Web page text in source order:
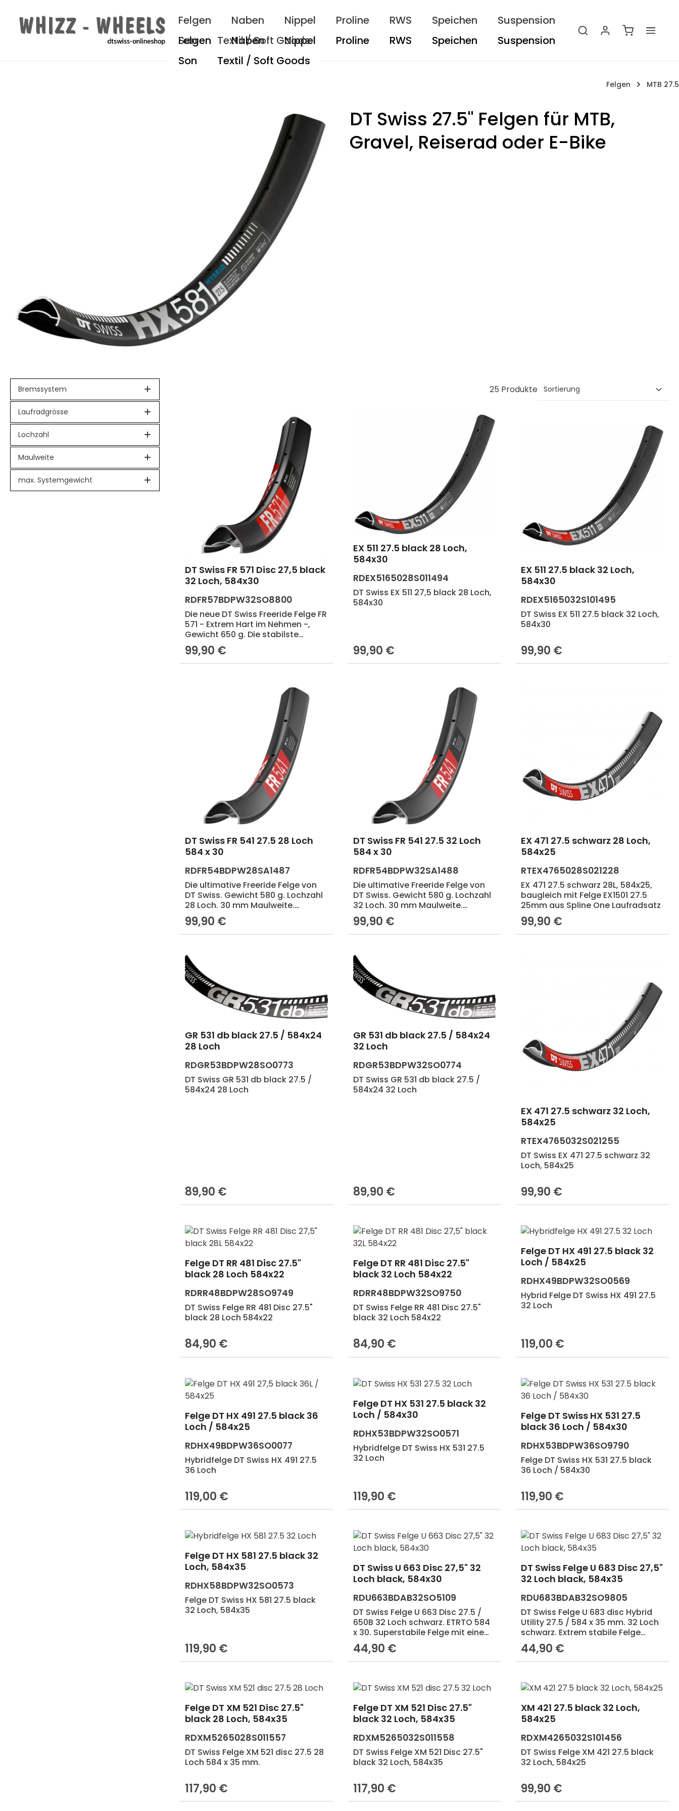
Felgen Naben Nippel Proline RWS Speichen
Suspension
Son
Textil / Soft Goods
Warenkorb
Felgen MTB 27.5
DT Swiss 27.5" Felgen für MTB,
Gravel, Reiserad oder E-Bike
Bremssystem
Laufradgrösse
Lochzahl
Maulweite
max. Systemgewicht
25 Produkte
DT Swiss FR 571 Disc 27,5 black
32 Loch, 584x30
RDFR57BDPW32SO8800
Die neue DT Swiss Freeride Felge FR
571 - Extrem Hart im Nehmen -,
Gewicht 650 g. Die stabilste
Freeride- und Downhillfelge von DT
Swiss. Laufradgrösse 27.5,
Lochzahl 32 Loch
Regulärer Preis:
99,90 €
Produkt Anzahl: Gib den gewünschten Wert ein
EX 511 27.5 black 28 Loch,
584x30
RDEX5165028S011494
DT Swiss EX 511 27,5 black 28 Loch,
584x30
Regulärer Preis:
99,90 €
EX 511 27.5 black 32 Loch,
584x30
RDEX5165032S101495
DT Swiss EX 511 27.5 black 32 Loch,
584x30
Regulärer Preis:
99,90 €
Produkt Anzahl: Gib den gewünschten Wert ein oder benutze die Schaltflächen
DT Swiss FR 541 27.5 28 Loch
584 x 30
RDFR54BDPW28SA1487
Die ultimative Freeride Felge von
DT Swiss. Gewicht 580 g. Lochzahl
28 Loch. 30 mm Maulweite.
Laufradgrösse 27.5. Neues
Felgenprofil für verbesserten
Durschlagschutz. Lieferung mit
Regulärer Preis:
99,90 €
DT Swiss FR 541 27.5 32 Loch
584 x 30
RDFR54BDPW32SA1488
Die ultimative Freeride Felge von
DT Swiss. Gewicht 580 g. Lochzahl
32 Loch. 30 mm Maulweite.
Laufradgrösse 27.5. Neues
Felgenprofil für verbesserten
Durschlagschutz. Lieferung mit
Regulärer Preis:
99,90 €
Produkt Anzahl: Gib den
EX 471 27.5 schwarz 28 Loch,
584x25
RTEX4765028S021228
EX 471 27.5 schwarz 28L, 584x25,
baugleich mit Felge EX1501 27.5
25mm aus Spline One Laufradsatz
Regulärer Preis:
99,90 €
Produkt Anzahl: Gib den gewünschten Wert ein oder benutze die Schaltflächen
GR 531 db black 27.5 / 584x24
28 Loch
RDGR53BDPW28SO0773
DT Swiss GR 531 db black 27.5 /
584x24 28 Loch
Regulärer Preis:
89,90 €
Produkt Anzahl: Gib den gewünschten Wert ein
GR 531 db black 27.5 / 584x24
32 Loch
RDGR53BDPW32SO0774
DT Swiss GR 531 db black 27.5 /
584x24 32 Loch
Regulärer Preis:
89,90 €
EX 471 27.5 schwarz 32 Loch,
584x25
RTEX4765032S021255
DT Swiss EX 471 27.5 schwarz 32
Loch, 584x25
Regulärer Preis:
99,90 €
Felge DT RR 481 Disc 27.5"
black 28 Loch 584x22
RDRR48BDPW28SO9749
DT Swiss Felge RR 481 Disc 27.5"
black 28 Loch 584x22
Regulärer Preis:
84,90 €
Produkt Anzahl: Gib den gewünschten Wert ein
Felge DT RR 481 Disc 27.5"
black 32 Loch 584x22
RDRR48BDPW32SO9750
DT Swiss Felge RR 481 Disc 27.5"
black 32 Loch 584x22
Regulärer Preis:
84,90 €
Felge DT HX 491 27.5 black 32
Loch / 584x25
RDHX49BDPW32SO0569
Hybrid Felge DT Swiss HX 491 27.5
32 Loch
Regulärer Preis:
119,00 €
Felge DT HX 491 27.5 black 36
Loch / 584x25
RDHX49BDPW36SO0077
Hybridfelge DT Swiss HX 491 27.5
36 Loch
Regulärer Preis:
119,00 €
Produkt Anzahl: Gib den gewünschten Wert ein
Felge DT HX 531 27.5 black 32
Loch / 584x30
RDHX53BDPW32SO0571
Hybridfelge DT Swiss HX 531 27.5
32 Loch
Regulärer Preis:
119,90 €
Felge DT Swiss HX 531 27.5
black 36 Loch / 584x30
RDHX53BDPW36SO9790
Felge DT Swiss HX 531 27.5 black
36 Loch / 584x30
Regulärer Preis:
119,90 €
Produkt Anzahl: Gib den gewünschten Wert ein oder benutze die Schaltflächen
Felge DT HX 581 27.5 black 32
Loch, 584x35
RDHX58BDPW32SO0573
Felge DT Swiss HX 581 27.5 black
32 Loch, 584x35
Regulärer Preis:
119,90 €
Produkt Anzahl: Gib den gewünschten Wert ein
DT Swiss U 663 Disc 27,5" 32
Loch black, 584x30
RDU663BDAB32SO5109
DT Swiss Felge U 663 Disc 27.5 /
650B 32 Loch schwarz. ETRTO 584
x 30. Superstabile Felge mit einem
maximalen Systemgewicht von
180 kg. 30 mm Maulweite. Perfekt
fürs Lastenrad oder Reiserad.
Regulärer Preis:
44,90 €
DT Swiss Felge U 683 Disc 27,5"
32 Loch black, 584x35
RDU683BDAB32SO9805
DT Swiss Felge U 683 disc Hybrid
Utility 27.5 / 584 x 35 mm. 32 Loch
schwarz. Extrem stabile Felge
konzipiert für höchste
Belastungen am E-Tourenrad,
Lastenrad, oder Reiserad...,
Regulärer Preis:
44,90 €
Felge DT XM 521 Disc 27.5"
black 28 Loch, 584x35
RDXM5265028S011557
DT Swiss Felge XM 521 disc 27.5 28
Loch 584 x 35 mm.
Regulärer Preis:
117,90 €
Felge DT XM 521 Disc 27.5"
black 32 Loch, 584x35
RDXM5265032S011558
DT Swiss Felge XM 521 Disc 27.5"
black 32 Loch, 584x35
Regulärer Preis:
117,90 €
Produkt Anzahl: Gib den
XM 421 27.5 black 32 Loch,
584x25
RDXM4265032S101456
DT Swiss Felge XM 421 27.5 black
32 Loch, 584x25
Regulärer Preis:
99,90 €